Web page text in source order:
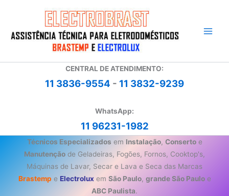
conteúdo
CENTRAL DE ATENDIMENTO:
11 3836-9554 - 11 3832-9239
WhatsApp:
11 96231-1982
Técnicos Especializados em Instalação, Consertoe
Manutenção de Geladeiras, Fogões, Fornos, Cooktop's,
Máquinas de Lavar, Secar e Lava e Seca das Marcas
Brastemp e Electroluxem São Paulo, grande São Pauloe
ABC Paulista.